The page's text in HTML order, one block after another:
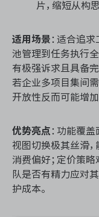
片，缩短从构
适用场景 ：适合追
池管理到任务执行
有极强诉求且具备
若企业多项目集间
开放性反而可能增加
优势亮点 ：功能覆
视图切换极其丝滑
消费偏好；定价策
队是否有精力应对
护成本。